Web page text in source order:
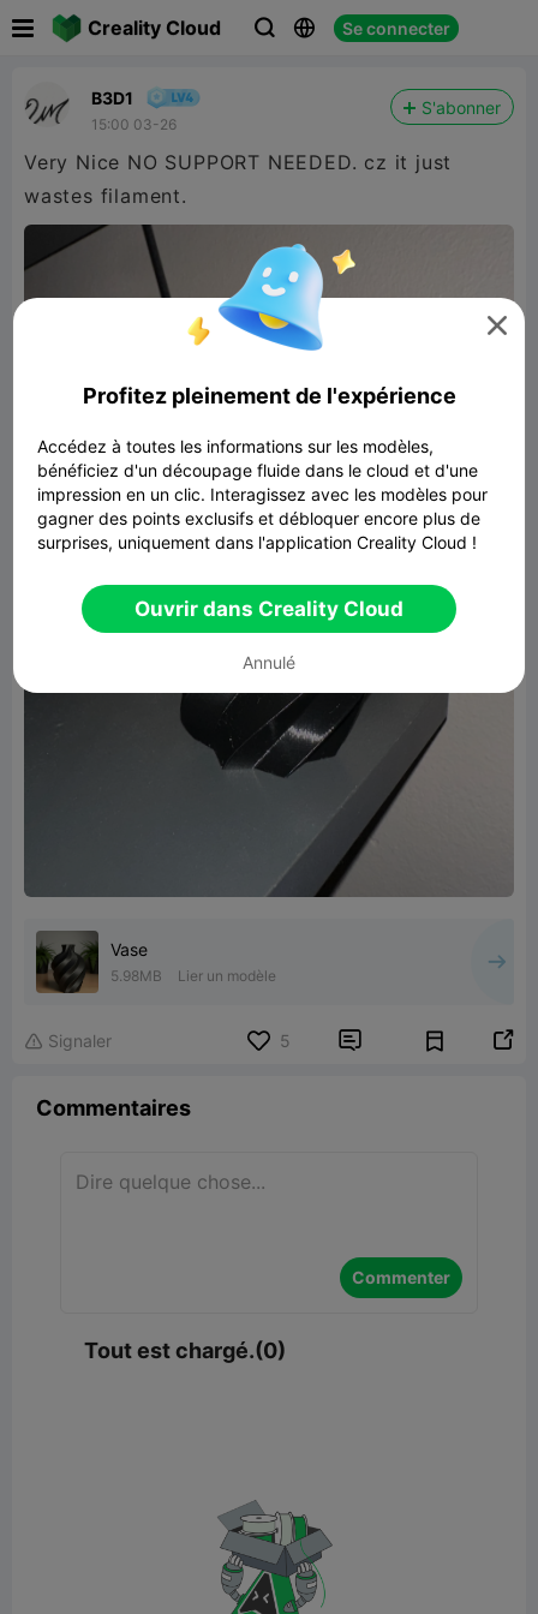
Creality Cloud   Se connecter
B3D1
15:00 03-26
S'abonner
Very Nice NO SUPPORT NEEDED. cz it just
wastes filament.
Vase
5.98MB Lier un modèle
 Signaler 5  
Commentaires
Commenter
Tout est chargé.(0)

Profitez pleinement de l'expérience
Accédez à toutes les informations sur les modèles,
bénéficiez d'un découpage fluide dans le cloud et d'une
impression en un clic. Interagissez avec les modèles pour
gagner des points exclusifs et débloquer encore plus de
surprises, uniquement dans l'application Creality Cloud !
Ouvrir dans Creality Cloud
Annulé